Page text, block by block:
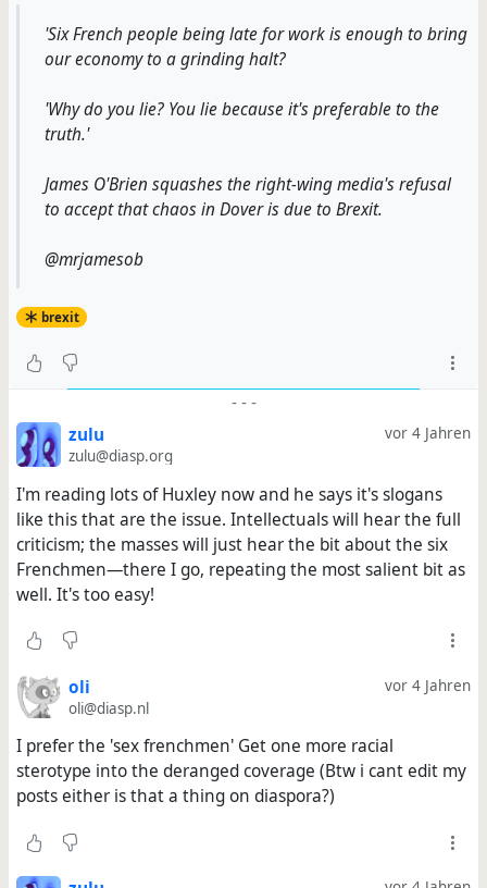
'Six French people being late for work is enough to bring
our economy to a grinding halt?
'Why do you lie? You lie because it's preferable to the
truth.'
James O'Brien squashes the right-wing media's refusal
to accept that chaos in Dover is due to Brexit.
@mrjamesob
brexit
- - -
vor 4 Jahren
zulu
zulu@diasp.org
I'm reading lots of Huxley now and he says it's slogans
like this that are the issue. Intellectuals will hear the full
criticism; the masses will just hear the bit about the six
Frenchmen—there I go, repeating the most salient bit as
well. It's too easy!
vor 4 Jahren
oli
oli@diasp.nl
I prefer the 'sex frenchmen' Get one more racial
sterotype into the deranged coverage (Btw i cant edit my
posts either is that a thing on diaspora?)